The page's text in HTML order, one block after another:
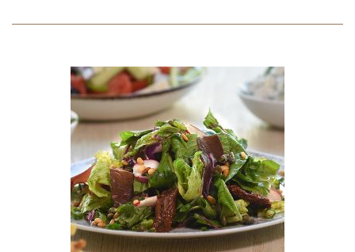
Λίστα
Επιθυμιών